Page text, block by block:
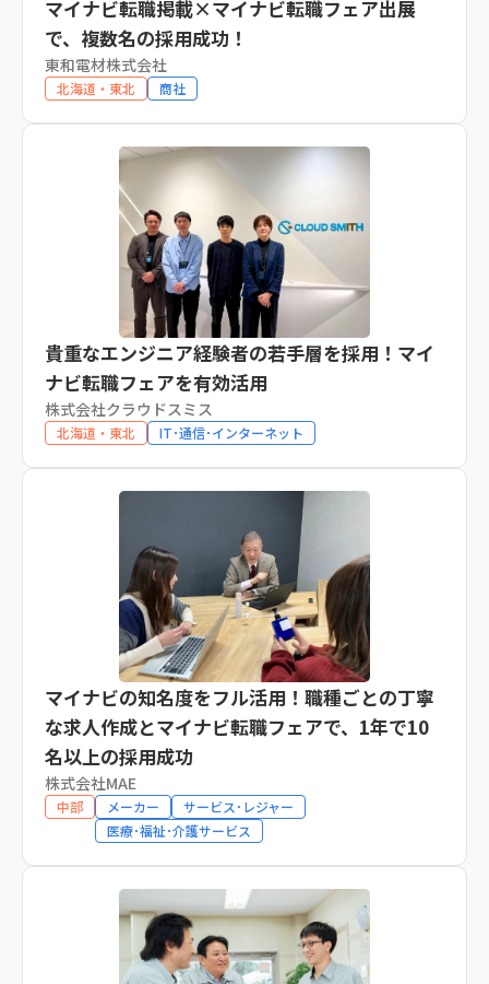
マイナビ転職掲載×マイナビ転職フェア出展
で、複数名の採用成功！
東和電材株式会社
北海道・東北 商社
貴重なエンジニア経験者の若手層を採用！マイ
ナビ転職フェアを有効活用
株式会社クラウドスミス
北海道・東北 IT･通信･インターネット
マイナビの知名度をフル活用！職種ごとの丁寧
な求人作成とマイナビ転職フェアで、1年で10
名以上の採用成功
株式会社MAE
中部 メーカー
サービス･レジャー
医療･福祉･介護サービス